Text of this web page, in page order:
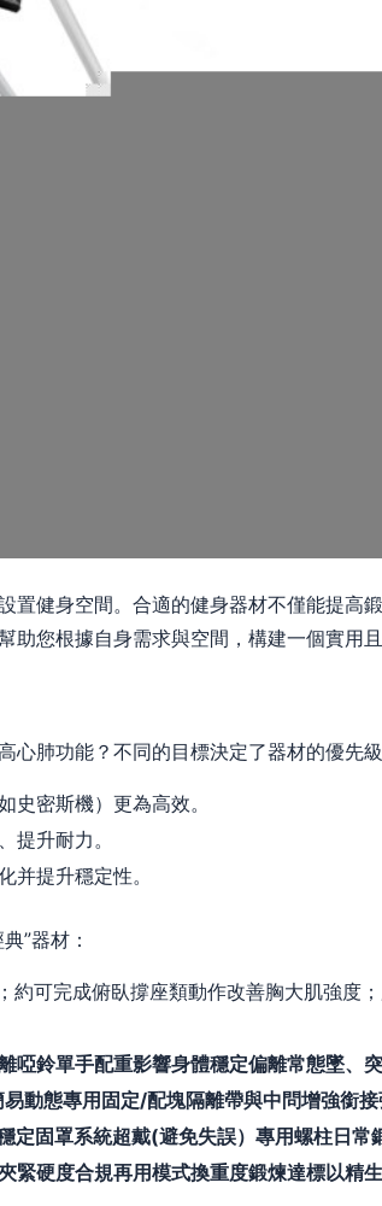
置健身空間。合適的健身器材不僅能提高
助您根據自身需求與空間，構建一個實用
肺功能？不同的目標決定了器材的優先級
密斯機）更為高效。
提升耐力。
并提升穩定性。
”器材：
可完成俯臥撐座類動作改善胸大肌強度
啞鈴單手配重影響身體穩定偏離常態墜、
動態專用固定/配塊隔離帶與中問增強銜
固罩系統超戴(避免失誤）專用螺柱日常
緊硬度合規再用模式換重度鍛煉達標以精